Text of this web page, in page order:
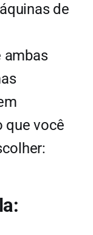
de
ambas
que você